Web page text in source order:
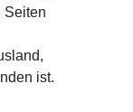
Seiten
ist.